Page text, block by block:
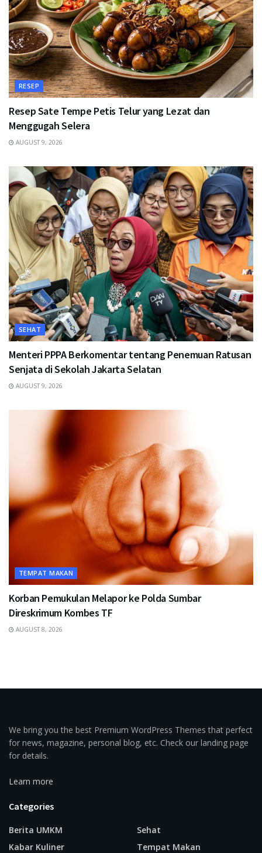
RESEP
Resep Sate Tempe Petis Telur yang Lezat dan
Menggugah Selera
AUGUST 9, 2026
SEHAT
Menteri PPPA Berkomentar tentang Penemuan Ratusan
Senjata di Sekolah Jakarta Selatan
AUGUST 9, 2026
TEMPAT MAKAN
Korban Pemukulan Melapor ke Polda Sumbar
Direskrimum Kombes TF
AUGUST 8, 2026
We bring you the best Premium WordPress Themes that perfect
for news, magazine, personal blog, etc. Check our landing page
for details.
Learn more
Categories
Berita UMKM
Kabar Kuliner
Sehat
Tempat Makan